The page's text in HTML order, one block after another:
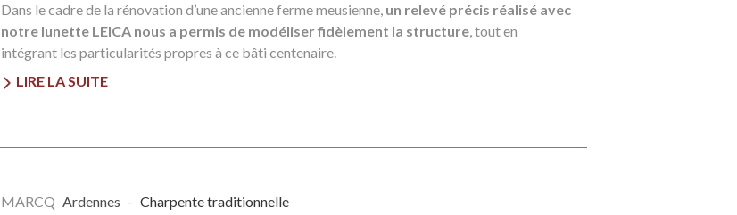
Dans le cadre de la rénovation d’une ancienne ferme meusienne, un relevé précis réalisé avec
notre lunette LEICA nous a permis de modéliser fidèlement la structure, tout en
intégrant les particularités propres à ce bâti centenaire.
LIRE LA SUITE
MARCQ Ardennes - Charpente traditionnelle